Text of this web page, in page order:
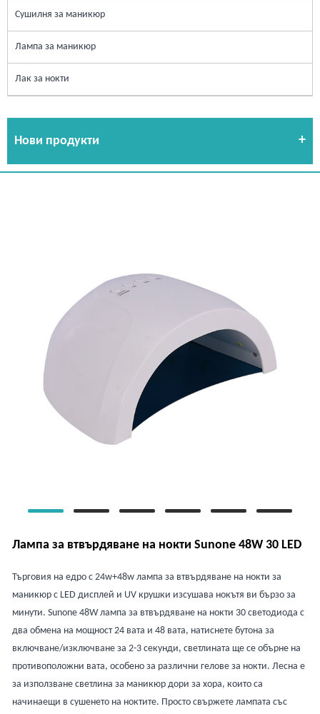
Сушилня за маникюр
Лампа за маникюр
Лак за нокти
Нови продукти
Лампа за втвърдяване на нокти Sunone 48W 30 LED
Търговия на едро с 24w+48w лампа за втвърдяване на нокти за
маникюр с LED дисплей и UV крушки изсушава нокътя ви бързо за
минути. Sunone 48W лампа за втвърдяване на нокти 30 светодиода с
два обмена на мощност 24 вата и 48 вата, натиснете бутона за
включване/изключване за 2-3 секунди, светлината ще се обърне на
противоположни вата, особено за различни гелове за нокти. Лесна е
за използване светлина за маникюр дори за хора, които са
начинаещи в сушенето на ноктите. Просто свържете лампата със